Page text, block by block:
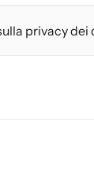
privacy dei